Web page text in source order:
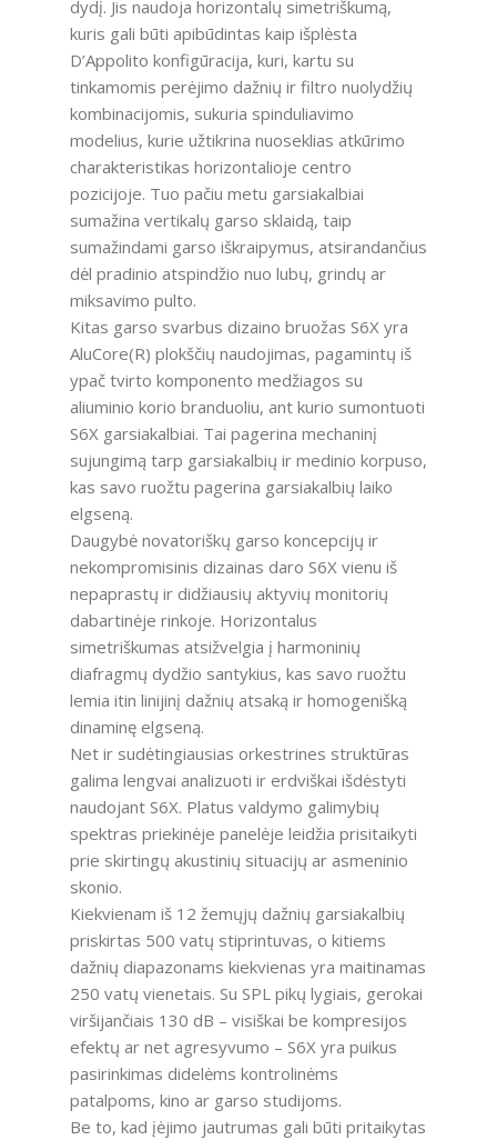
dydį. Jis naudoja horizontalų simetriškumą,
kuris gali būti apibūdintas kaip išplėsta
D’Appolito konfigūracija, kuri, kartu su
tinkamomis perėjimo dažnių ir filtro nuolydžių
kombinacijomis, sukuria spinduliavimo
modelius, kurie užtikrina nuoseklias atkūrimo
charakteristikas horizontalioje centro
pozicijoje. Tuo pačiu metu garsiakalbiai
sumažina vertikalų garso sklaidą, taip
sumažindami garso iškraipymus, atsirandančius
dėl pradinio atspindžio nuo lubų, grindų ar
miksavimo pulto.
Kitas garso svarbus dizaino bruožas S6X yra
AluCore(R) plokščių naudojimas, pagamintų iš
ypač tvirto komponento medžiagos su
aliuminio korio branduoliu, ant kurio sumontuoti
S6X garsiakalbiai. Tai pagerina mechaninį
sujungimą tarp garsiakalbių ir medinio korpuso,
kas savo ruožtu pagerina garsiakalbių laiko
elgseną.
Daugybė novatoriškų garso koncepcijų ir
nekompromisinis dizainas daro S6X vienu iš
nepaprastų ir didžiausių aktyvių monitorių
dabartinėje rinkoje. Horizontalus
simetriškumas atsižvelgia į harmoninių
diafragmų dydžio santykius, kas savo ruožtu
lemia itin linijinį dažnių atsaką ir homogenišką
dinaminę elgseną.
Net ir sudėtingiausias orkestrines struktūras
galima lengvai analizuoti ir erdviškai išdėstyti
naudojant S6X. Platus valdymo galimybių
spektras priekinėje panelėje leidžia prisitaikyti
prie skirtingų akustinių situacijų ar asmeninio
skonio.
Kiekvienam iš 12 žemųjų dažnių garsiakalbių
priskirtas 500 vatų stiprintuvas, o kitiems
dažnių diapazonams kiekvienas yra maitinamas
250 vatų vienetais. Su SPL pikų lygiais, gerokai
viršijančiais 130 dB – visiškai be kompresijos
efektų ar net agresyvumo – S6X yra puikus
pasirinkimas didelėms kontrolinėms
patalpoms, kino ar garso studijoms.
Be to, kad įėjimo jautrumas gali būti pritaikytas